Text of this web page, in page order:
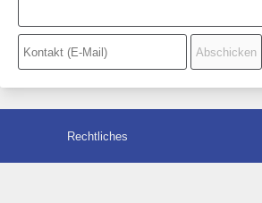
Rechtliches